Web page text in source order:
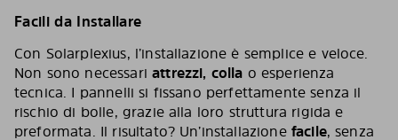
Facili da Installare
Con Solarplexius, l’installazione è semplice e veloce.
Non sono necessariattrezzi, colla o esperienza
tecnica. I pannelli si fissano perfettamente senza il
rischio di bolle, grazie alla loro struttura rigida e
preformata. Il risultato? Un’installazione facile, senza